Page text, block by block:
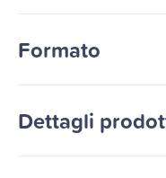
Formato
Dettagli